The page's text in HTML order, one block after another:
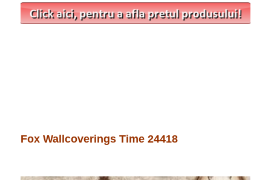
Fox Wallcoverings Time 24418